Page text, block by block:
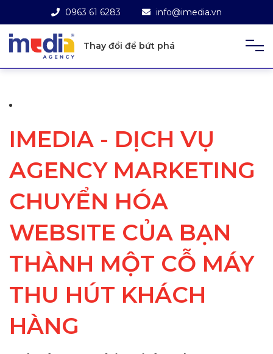
0963 61 6283 info@imedia.vn
Thay đổi để bứt phá
IMEDIA - DỊCH VỤ
AGENCY MARKETING
CHUYỂN HÓA
WEBSITE CỦA BẠN
THÀNH MỘT CỖ MÁY
THU HÚT KHÁCH
HÀNG